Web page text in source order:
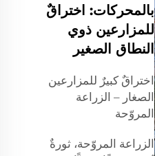
بالمحركات: اختراقٌ
للمزارعين ذوي
النطاق الصغير
اختراقٌ كبيرٌ للمزارعين
الصغار – الزراعة
المروّحة
الزراعة المروّحة، ثورةٌ